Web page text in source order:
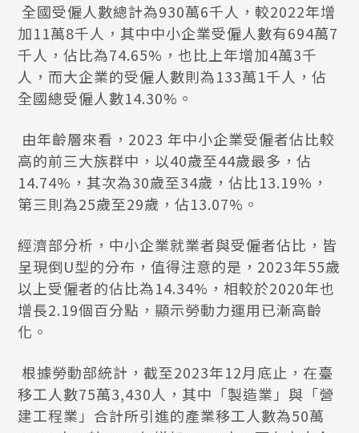
全國受僱人數總計為930萬6千人，較2022年增
加11萬8千人，其中中小企業受僱人數有694萬7
千人，佔比為74.65%，也比上年增加4萬3千
人，而大企業的受僱人數則為133萬1千人，佔
全國總受僱人數14.30%。
由年齡層來看，2023 年中小企業受僱者佔比較
高的前三大族群中，以40歲至44歲最多，佔
14.74%，其次為30歲至34歲，佔比13.19%，
第三則為25歲至29歲，佔13.07%。
經濟部分析，中小企業就業者與受僱者佔比，皆
呈現倒U型的分布，值得注意的是，2023年55歲
以上受僱者的佔比為14.34%，相較於2020年也
增長2.19個百分點，顯示勞動力運用已漸高齡
化。
根據勞動部統計，截至2023年12月底止，在臺
移工人數75萬3,430人，其中「製造業」與「營
建工程業」合計所引進的產業移工人數為50萬